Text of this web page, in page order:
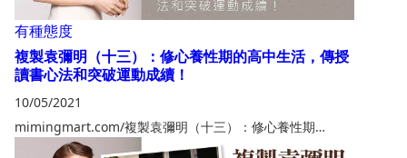
有種態度
複製袁彌明（十三）：修心養性期的高中生活，傳授
讀書心法和突破運動成續！
10/05/2021
mimingmart.com/複製袁彌明（十三）：修心養性期…